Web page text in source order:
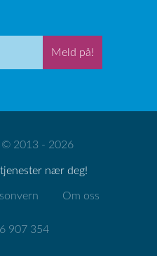
Meld på!
© 2013 - 2026
nær deg!
Om oss
907 354